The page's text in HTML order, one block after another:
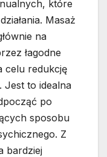
które
Masaż
na
łagodne
celu redukcję
Jest to idealna
po
sposobu
Z
bardziej